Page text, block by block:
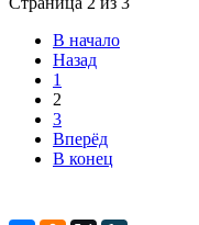
В начало
Назад
1
2
3
Вперёд
В конец